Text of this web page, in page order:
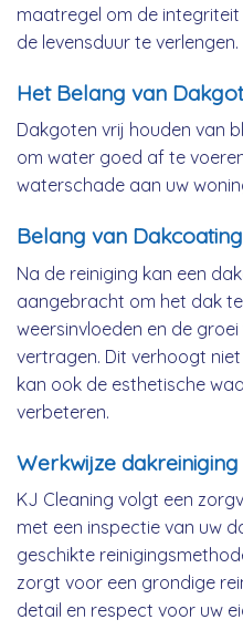
maatregel om de
de levensduur te verlengen.
Het Belang van
Dakgoten vrij houden van
om water goed af te
waterschade aan uw
Belang van Dakcoating
Na de reiniging kan een
aangebracht om het dak
weersinvloeden en de
vertragen. Dit verhoogt
kan ook de esthetische
verbeteren.
Werkwijze
KJ Cleaning volgt een
met een inspectie van uw
geschikte
zorgt voor een grondige
detail en respect voor uw